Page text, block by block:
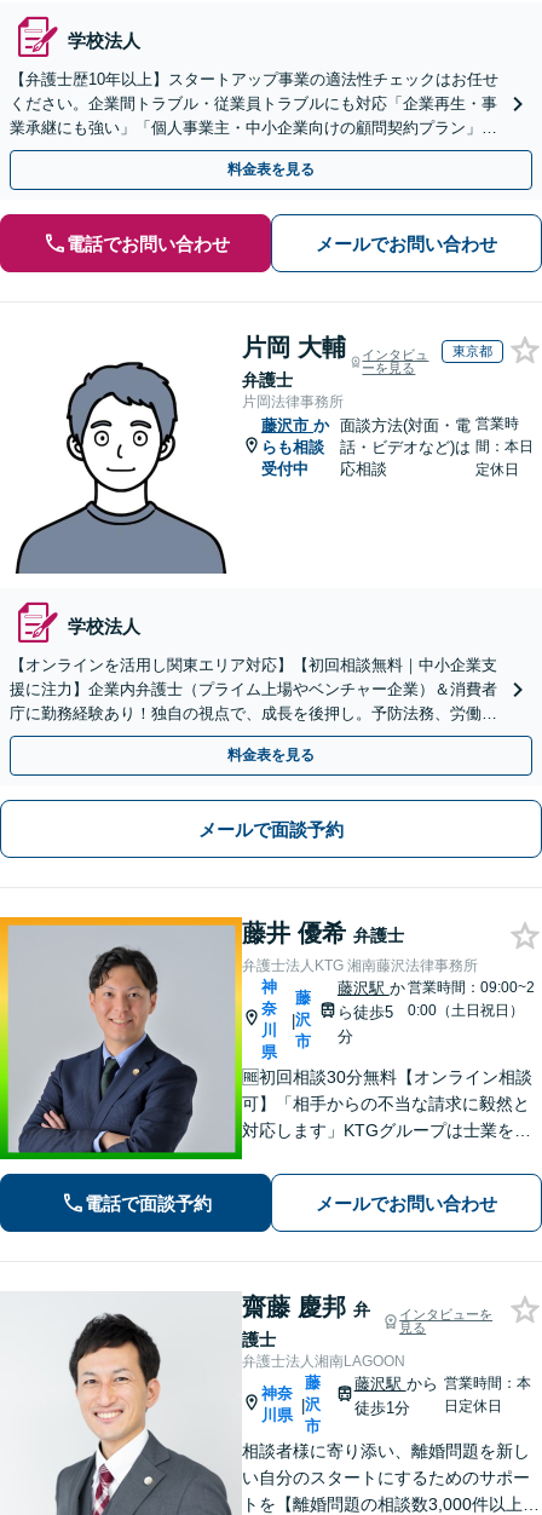
学校法人
【弁護士歴10年以上】スタートアップ事業の適法性チェックはお任せ
ください。企業間トラブル・従業員トラブルにも対応「企業再生・事
業承継にも強い」「個人事業主・中小企業向けの顧問契約プラン」
【休日・夜間対応】【Web相談可】
料金表を見る
電話でお問い合わせ メールでお問い合わせ
片岡 大輔
弁護士
インタビュ
ーを見る
東京都
片岡法律事務所
藤沢市 か
らも相談
受付中
面談方法(対面・電
話・ビデオなど)は
応相談
営業時
間：本日
定休日
学校法人
【オンラインを活用し関東エリア対応】【初回相談無料｜中小企業支
援に注力】企業内弁護士（プライム上場やベンチャー企業）＆消費者
庁に勤務経験あり！独自の視点で、成長を後押し。予防法務、労働問
題、債権回収、コンプラ、会社設立・事業再編等幅広く対応
料金表を見る
メールで面談予約
藤井 優希 弁護士
弁護士法人KTG 湘南藤沢法律事務所
神
奈
川
県
|
藤
沢
市
藤沢駅 か
ら徒歩5
分
営業時間：09:00~2
0:00（土日祝日）
🆓初回相談30分無料【オンライン相談
可】「相手からの不当な請求に毅然と
対応します」KTGグループは士業を中
プ対応で迅速な解決を目指します。ま
ずはお気軽にご相談ください【カード
払い・分割払い可】
電話で面談予約 メールでお問い合わせ
齋藤 慶邦 弁
護士
インタビューを
見る
弁護士法人湘南LAGOON
神奈
川県
|
藤
沢
市
藤沢駅 から
徒歩1分
営業時間：本
日定休日
相談者様に寄り添い、離婚問題を新し
い自分のスタートにするためのサポー
トを【離婚問題の相談数3,000件以上】